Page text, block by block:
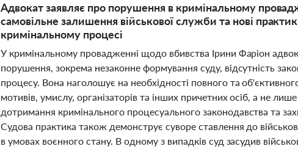
Адвокат заявляє про порушення в кримінальному
самовільне залишення військової служби та нові
кримінальному процесі
У кримінальному провадженні щодо вбивства Ірини Фаріон
порушення, зокрема незаконне формування суду, відсутність
процесу. Вона наголошує на необхідності повного та
мотивів, умислу, організаторів та інших причетних осіб, а не
дотримання кримінального процесуального законодавства та
Судова практика також демонструє суворе ставлення до
в умовах воєнного стану. В одному з випадків суд засудив